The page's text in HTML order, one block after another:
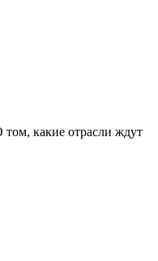
том, какие отрасли ждут